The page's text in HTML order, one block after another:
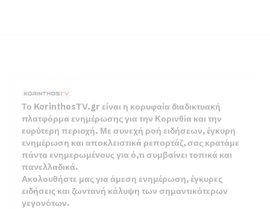
Το KorinthosTV.gr είναι η κορυφαία διαδικτυακή
πλατφόρμα ενημέρωσης για την Κορινθία και την
ευρύτερη περιοχή. Με συνεχή ροή ειδήσεων, έγκυρη
ενημέρωση και αποκλειστικά ρεπορτάζ, σας κρατάμε
πάντα ενημερωμένους για ό,τι συμβαίνει τοπικά και
πανελλαδικά.
Ακολουθήστε μας για άμεση ενημέρωση, έγκυρες
ειδήσεις και ζωντανή κάλυψη των σημαντικότερων
γεγονότων.